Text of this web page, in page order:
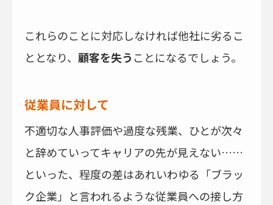
これらのことに対応しなければ他社に劣るこ
ととなり、 顧客を失う ことになるでしょう。
従業員に対して
不適切な人事評価や過度な残業、ひとが次々
と辞めていってキャリアの先が見えない……
といった、程度の差はあれいわゆる「ブラッ
ク企業」と言われるような従業員への接し方